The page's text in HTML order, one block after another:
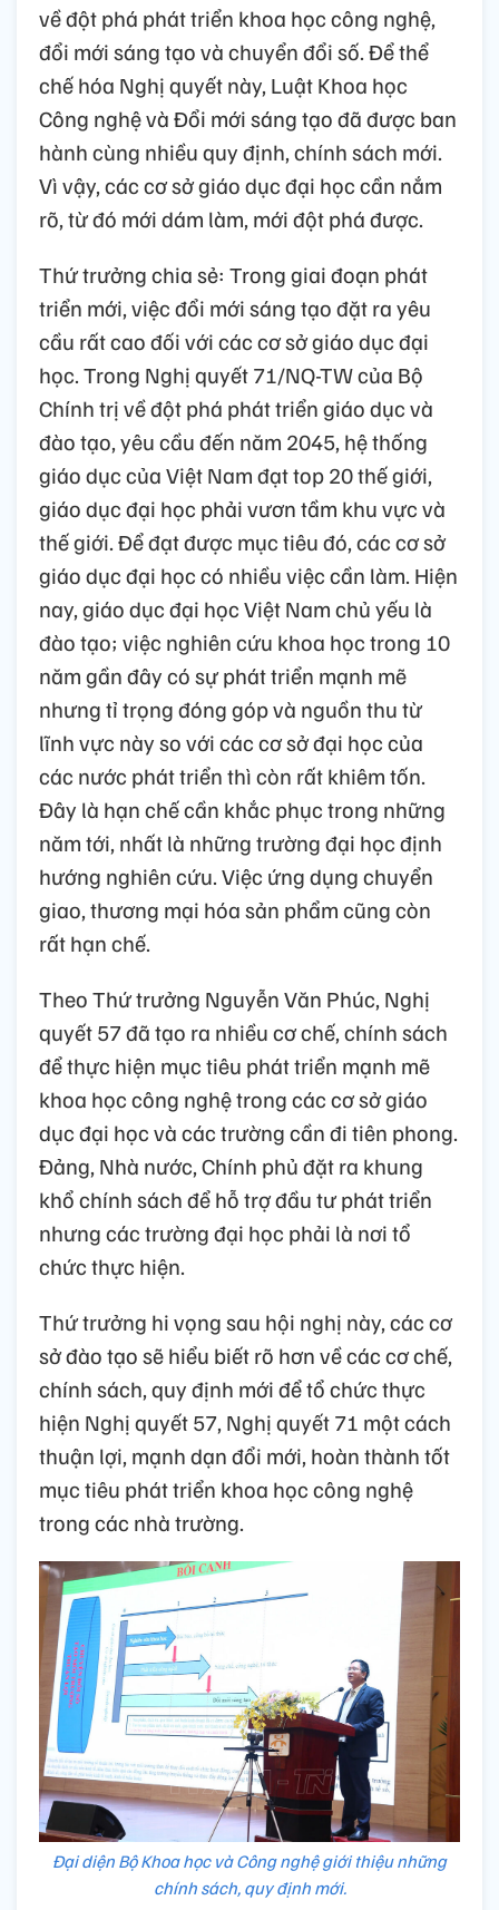
về đột phá phát triển khoa học công nghệ,
đổi mới sáng tạo và chuyển đổi số. Để thể
chế hóa Nghị quyết này, Luật Khoa học
Công nghệ và Đổi mới sáng tạo đã được ban
hành cùng nhiều quy định, chính sách mới.
Vì vậy, các cơ sở giáo dục đại học cần nắm
rõ, từ đó mới dám làm, mới đột phá được.
Thứ trưởng chia sẻ: Trong giai đoạn phát
triển mới, việc đổi mới sáng tạo đặt ra yêu
cầu rất cao đối với các cơ sở giáo dục đại
học. Trong Nghị quyết 71/NQ-TW của Bộ
Chính trị về đột phá phát triển giáo dục và
đào tạo, yêu cầu đến năm 2045, hệ thống
giáo dục của Việt Nam đạt top 20 thế giới,
giáo dục đại học phải vươn tầm khu vực và
thế giới. Để đạt được mục tiêu đó, các cơ sở
giáo dục đại học có nhiều việc cần làm. Hiện
nay, giáo dục đại học Việt Nam chủ yếu là
đào tạo; việc nghiên cứu khoa học trong 10
năm gần đây có sự phát triển mạnh mẽ
nhưng tỉ trọng đóng góp và nguồn thu từ
lĩnh vực này so với các cơ sở đại học của
các nước phát triển thì còn rất khiêm tốn.
Đây là hạn chế cần khắc phục trong những
năm tới, nhất là những trường đại học định
hướng nghiên cứu. Việc ứng dụng chuyển
giao, thương mại hóa sản phẩm cũng còn
rất hạn chế.
Theo Thứ trưởng Nguyễn Văn Phúc, Nghị
quyết 57 đã tạo ra nhiều cơ chế, chính sách
để thực hiện mục tiêu phát triển mạnh mẽ
khoa học công nghệ trong các cơ sở giáo
dục đại học và các trường cần đi tiên phong.
Đảng, Nhà nước, Chính phủ đặt ra khung
khổ chính sách để hỗ trợ đầu tư phát triển
nhưng các trường đại học phải là nơi tổ
chức thực hiện.
Thứ trưởng hi vọng sau hội nghị này, các cơ
sở đào tạo sẽ hiểu biết rõ hơn về các cơ chế,
chính sách, quy định mới để tổ chức thực
hiện Nghị quyết 57, Nghị quyết 71 một cách
thuận lợi, mạnh dạn đổi mới, hoàn thành tốt
mục tiêu phát triển khoa học công nghệ
trong các nhà trường.
Đại diện Bộ Khoa học và Công nghệ giới thiệu những
chính sách, quy định mới.